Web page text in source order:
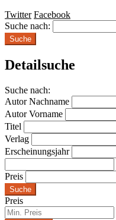
Twitter Facebook
Suche nach:
Suche
Detailsuche
Suche nach:
Autor Nachname
Autor Vorname
Titel
Verlag
Erscheinungsjahr
Preis
Suche
Preis